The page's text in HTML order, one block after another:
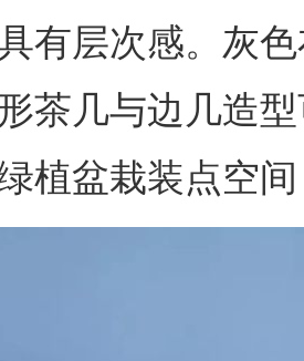
有层次感。灰
茶几与边几造
植盆栽装点空